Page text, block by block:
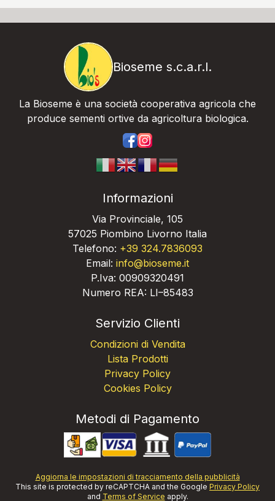
Bioseme s.c.a.r.l.
La Bioseme è una società cooperativa agricola che
produce sementi ortive da agricoltura biologica.
Informazioni
Via Provinciale, 105
57025 Piombino Livorno Italia
Telefono: +39 324.7836093
Email: info@bioseme.it
P.Iva: 00909320491
Numero REA: LI–85483
Servizio Clienti
Condizioni di Vendita
Lista Prodotti
Privacy Policy
Cookies Policy
Metodi di Pagamento
Aggiorna le impostazioni di tracciamento della pubblicità
This site is protected by reCAPTCHA and the Google Privacy Policy
and Terms of Service apply.